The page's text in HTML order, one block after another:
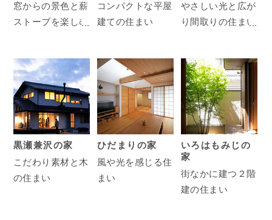
窓からの景色と薪
ストーブを楽しむ
コンパクトな平屋
建ての住まい
やさしい光と広が
り間取りの住まい
黒瀬兼沢の家
こだわり素材と木
の住まい
ひだまりの家
風や光を感じる住
まい
いろはもみじの
家
街なかに建つ２階
建の住まい